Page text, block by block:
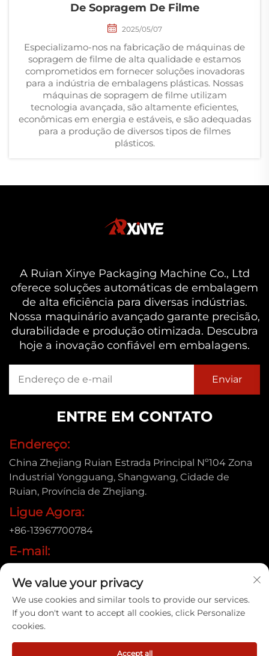
De Sopragem De Filme
2025/05/07
Especializamo-nos na fabricação de máquinas de
sopragem de filme de alta qualidade e estamos
comprometidos em fornecer soluções inovadoras
para a indústria de embalagens plásticas. Nossas
máquinas de sopragem de filme utilizam
tecnologia avançada, são altamente eficientes,
econômicas em energia e estáveis, e são adequadas
para a produção de diversos tipos de filmes
plásticos.
A Ruian Xinye Packaging Machine Co., Ltd
oferece soluções automáticas de embalagem
de alta eficiência para diversas indústrias.
Nossa maquinário avançado garante precisão,
durabilidade e produção otimizada. Descubra
hoje a inovação confiável em embalagens.
ENTRE EM CONTATO
Endereço:
China Zhejiang Ruian Estrada Principal Nº104 Zona
Industrial Yongguang, Shangwang, Cidade de
Ruian, Província de Zhejiang.
Ligue Agora:
+86-13967700784
E-mail:
Direitos autorais © 2025 Ruian Xinye Packaging Machine
We value your privacy
We use cookies and similar tools to provide our services.
If you don't want to accept all cookies, click Personalize
cookies.
Accept all